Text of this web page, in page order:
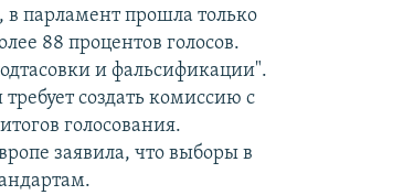
парламент прошла только
88 процентов голосов.
и фальсификации".
создать комиссию с
голосования.
заявила, что выборы в